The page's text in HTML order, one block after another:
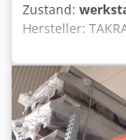
Zustand:
Hersteller:
Baujahr/
Hakenweg max.
Einscherung:
5,0 m/min